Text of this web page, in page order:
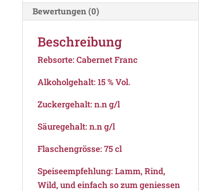
Bewertungen (0)
Beschreibung
Rebsorte: Cabernet Franc
Alkoholgehalt: 15 % Vol.
Zuckergehalt: n.n g/l
Säuregehalt: n.n g/l
Flaschengrösse: 75 cl
Speiseempfehlung: Lamm, Rind,
Wild, und einfach so zum geniessen